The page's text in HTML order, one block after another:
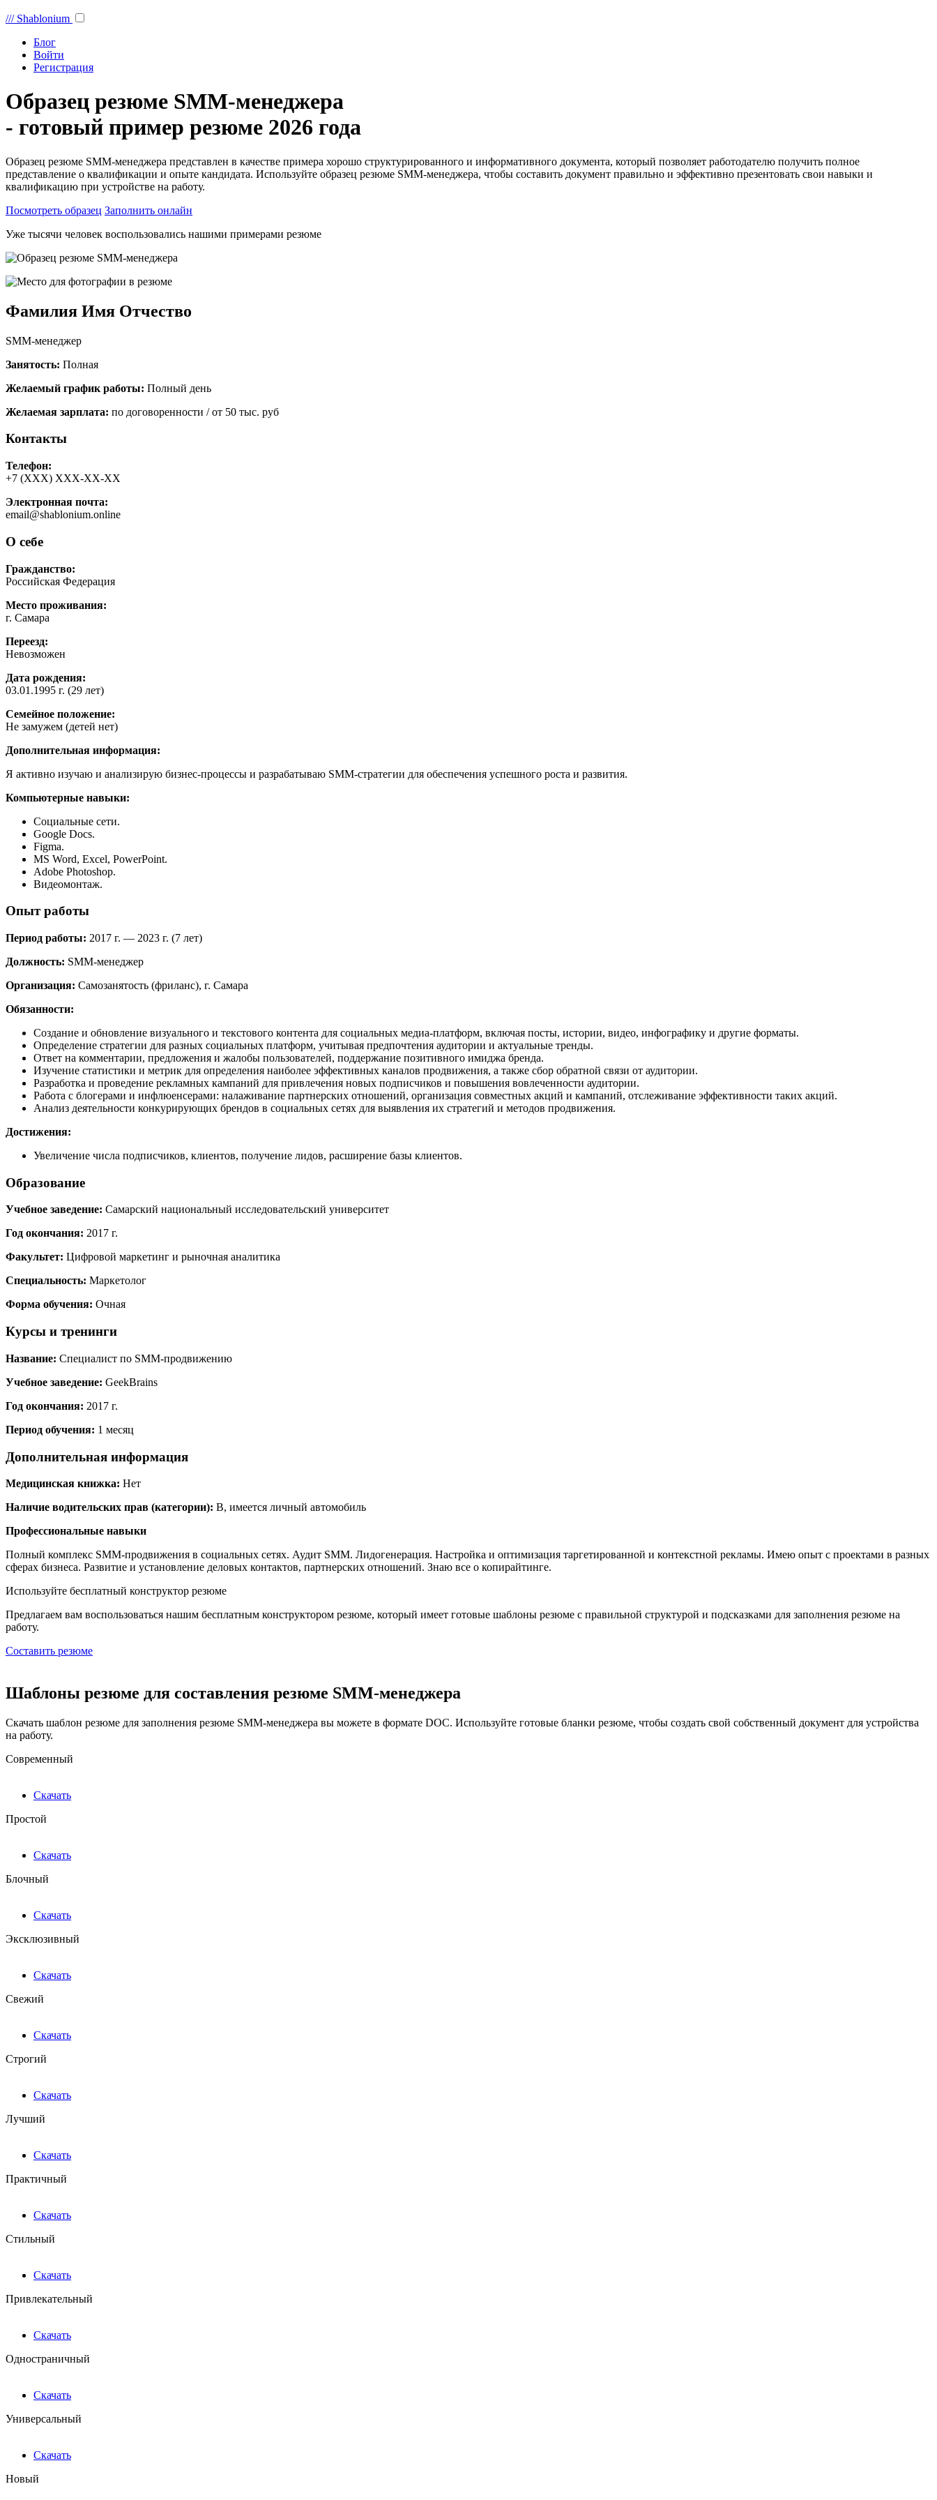
/// Shablonium
Блог
Войти
Регистрация
Образец резюме SMM-менеджера
- готовый пример резюме 2026 года
Образец резюме SMM-менеджера представлен в качестве примера хорошо структурированного и информативного документа, который позволяет работодателю получить полное
представление о квалификации и опыте кандидата. Используйте образец резюме SMM-менеджера, чтобы составить документ правильно и эффективно презентовать свои навыки и
квалификацию при устройстве на работу.
Посмотреть образец Заполнить онлайн
Уже тысячи человек воспользовались нашими примерами резюме
Фамилия Имя Отчество
SMM-менеджер
Занятость: Полная
Желаемый график работы: Полный день
Желаемая зарплата: по договоренности / от 50 тыс. руб
Контакты
Телефон:
+7 (ХХХ) ХХХ-ХХ-ХХ
Электронная почта:
email@shablonium.online
О себе
Гражданство:
Российская Федерация
Место проживания:
г. Самара
Переезд:
Невозможен
Дата рождения:
03.01.1995 г. (29 лет)
Семейное положение:
Не замужем (детей нет)
Дополнительная информация:
Я активно изучаю и анализирую бизнес-процессы и разрабатываю SMM-стратегии для обеспечения успешного роста и развития.
Компьютерные навыки:
Социальные сети.
Google Docs.
Figma.
MS Word, Excel, PowerPoint.
Adobe Photoshop.
Видеомонтаж.
Опыт работы
Период работы: 2017 г. — 2023 г. (7 лет)
Должность: SMM-менеджер
Организация: Самозанятость (фриланс), г. Самара
Обязанности:
Создание и обновление визуального и текстового контента для социальных медиа-платформ, включая посты, истории, видео, инфографику и другие форматы.
Определение стратегии для разных социальных платформ, учитывая предпочтения аудитории и актуальные тренды.
Ответ на комментарии, предложения и жалобы пользователей, поддержание позитивного имиджа бренда.
Изучение статистики и метрик для определения наиболее эффективных каналов продвижения, а также сбор обратной связи от аудитории.
Разработка и проведение рекламных кампаний для привлечения новых подписчиков и повышения вовлеченности аудитории.
Работа с блогерами и инфлюенсерами: налаживание партнерских отношений, организация совместных акций и кампаний, отслеживание эффективности таких акций.
Анализ деятельности конкурирующих брендов в социальных сетях для выявления их стратегий и методов продвижения.
Достижения:
Увеличение числа подписчиков, клиентов, получение лидов, расширение базы клиентов.
Образование
Учебное заведение: Самарский национальный исследовательский университет
Год окончания: 2017 г.
Факультет: Цифровой маркетинг и рыночная аналитика
Специальность: Маркетолог
Форма обучения: Очная
Курсы и тренинги
Название: Специалист по SMM-продвижению
Учебное заведение: GeekBrains
Год окончания: 2017 г.
Период обучения: 1 месяц
Дополнительная информация
Медицинская книжка: Нет
Наличие водительских прав (категории): В, имеется личный автомобиль
Профессиональные навыки
Полный комплекс SMM-продвижения в социальных сетях. Аудит SMM. Лидогенерация. Настройка и оптимизация таргетированной и контекстной рекламы. Имею опыт с проектами в разных
сферах бизнеса. Развитие и установление деловых контактов, партнерских отношений. Знаю все о копирайтинге.
Используйте бесплатный конструктор резюме
Предлагаем вам воспользоваться нашим бесплатным конструктором резюме, который имеет готовые шаблоны резюме с правильной структурой и подсказками для заполнения резюме на
работу.
Составить резюме
Шаблоны резюме для составления резюме SMM-менеджера
Скачать шаблон резюме для заполнения резюме SMM-менеджера вы можете в формате DOC. Используйте готовые бланки резюме, чтобы создать свой собственный документ для устройства
на работу.
Современный
Скачать
Простой
Скачать
Блочный
Скачать
Эксклюзивный
Скачать
Свежий
Скачать
Строгий
Скачать
Лучший
Скачать
Практичный
Скачать
Стильный
Скачать
Привлекательный
Скачать
Одностраничный
Скачать
Универсальный
Скачать
Новый